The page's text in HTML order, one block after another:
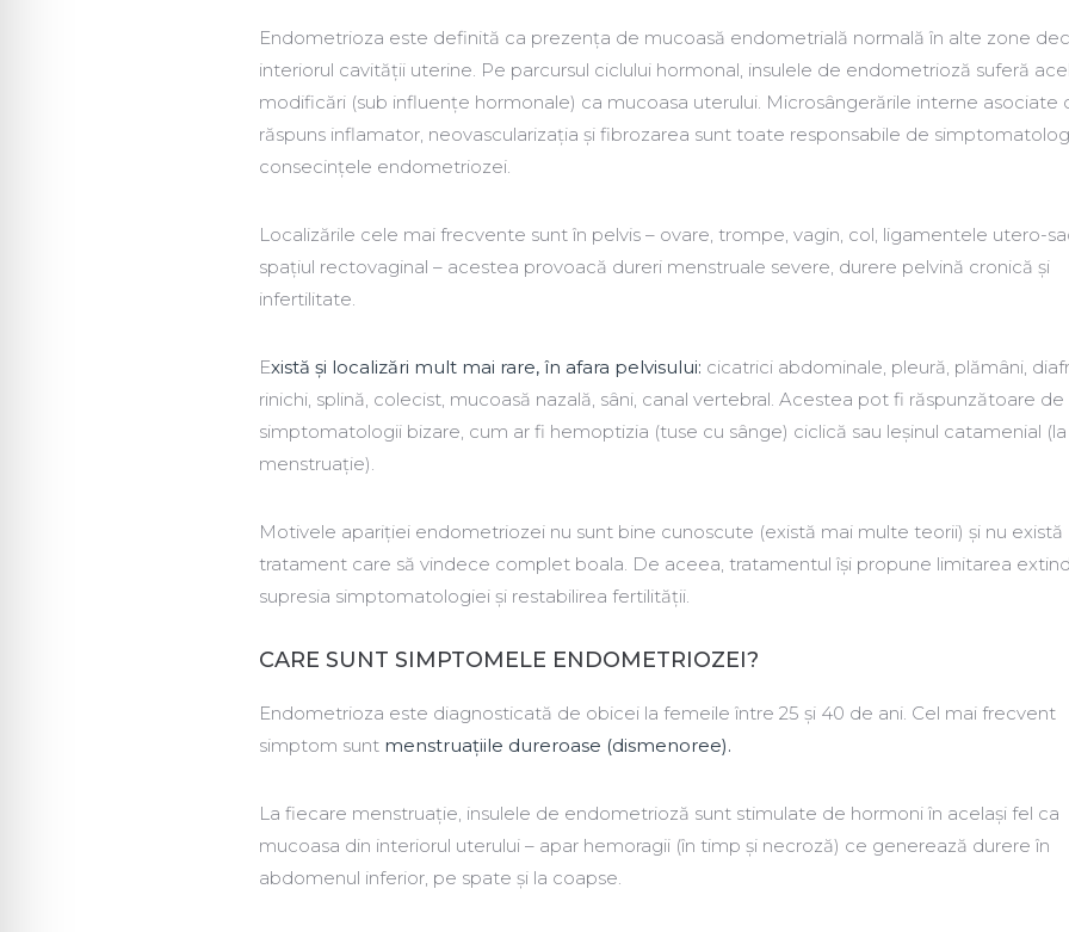
Endometrioza este definită ca prezența de mucoasă endometrială normală în alte zone
interiorul cavității uterine. Pe parcursul ciclului hormonal, insulele de endometrioză suferă
modificări (sub influențe hormonale) ca mucoasa uterului. Microsângerările interne asociate
răspuns inflamator, neovascularizația și fibrozarea sunt toate responsabile de
consecințele endometriozei.
Localizările cele mai frecvente sunt în pelvis – ovare, trompe, vagin, col, ligamentele utero-
spațiul rectovaginal – acestea provoacă dureri menstruale severe, durere pelvină cronică și
infertilitate.
Există și localizări mult mai rare, în afara pelvisului: cicatrici abdominale, pleură, plămâni,
rinichi, splină, colecist, mucoasă nazală, sâni, canal vertebral. Acestea pot fi răspunzătoare de
simptomatologii bizare, cum ar fi hemoptizia (tuse cu sânge) ciclică sau leșinul catamenial (la
menstruație).
Motivele apariției endometriozei nu sunt bine cunoscute (există mai multe teorii) și nu există
tratament care să vindece complet boala. De aceea, tratamentul își propune limitarea
supresia simptomatologiei și restabilirea fertilității.
CARE SUNT SIMPTOMELE ENDOMETRIOZEI?
Endometrioza este diagnosticată de obicei la femeile între 25 și 40 de ani. Cel mai frecvent
simptom sunt menstruațiile dureroase (dismenoree).
La fiecare menstruație, insulele de endometrioză sunt stimulate de hormoni în același fel ca
mucoasa din interiorul uterului – apar hemoragii (în timp și necroză) ce generează durere în
abdomenul inferior, pe spate și la coapse.